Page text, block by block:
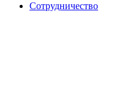
Сотрудничество